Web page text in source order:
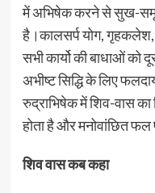
में अभिषेक करने से सुख-समृद्धि
है।कालसर्प योग, गृहकलेश,
सभी कार्यो की बाधाओं
अभीष्ट सिद्धि के लिए
रुद्राभिषेक में शिव-वास
होता है और मनोवांछित फल
शिव वास कब कहा